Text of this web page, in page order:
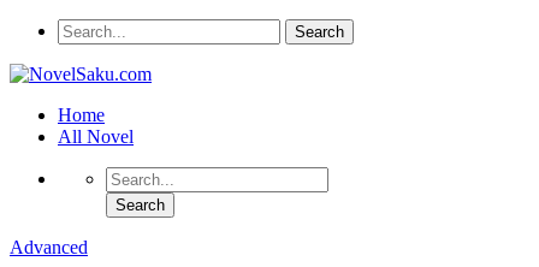
Home
All Novel
Advanced